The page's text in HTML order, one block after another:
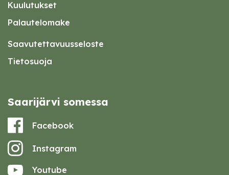
Kuulutukset
Palautelomake
Saavutettavuusseloste
Tietosuoja
Saarijärvi somessa
Facebook
Instagram
Youtube